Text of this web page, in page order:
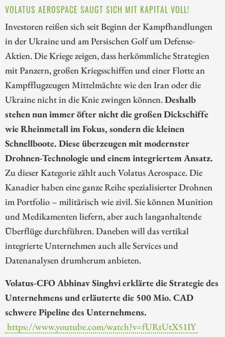
VOLATUS AEROSPACE SAUGT SICH MIT KAPITAL VOLL!
Investoren reißen sich seit Beginn der Kampfhandlungen
in der Ukraine und am Persischen Golf um Defense-
Aktien. Die Kriege zeigen, dass herkömmliche Strategien
mit Panzern, großen Kriegsschiffen und einer Flotte an
Kampfflugzeugen Mittelmächte wie den Iran oder die
Ukraine nicht in die Knie zwingen können.Deshalb
stehen nun immer öfter nicht die großen Dickschiffe
wie Rheinmetall im Fokus, sondern die kleinen
Schnellboote. Diese überzeugen mit modernster
Drohnen-Technologie und einem integriertem Ansatz.
Zu dieser Kategorie zählt auch Volatus Aerospace. Die
Kanadier haben eine ganze Reihe spezialisierter Drohnen
im Portfolio – militärisch wie zivil. Sie können Munition
und Medikamenten liefern, aber auch langanhaltende
Überflüge durchführen. Daneben will das vertikal
integrierte Unternehmen auch alle Services und
Datenanalysen drumherum anbieten.
Volatus-CFO Abhinav Singhvi erklärte die Strategie des
Unternehmens und erläuterte die 500 Mio. CAD
schwere Pipeline des Unternehmens.
https://www.youtube.com/watch?v=fURtUtX51IY